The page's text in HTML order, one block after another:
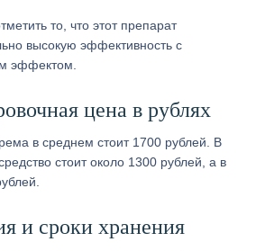
то, что этот препарат
высокую эффективность с
эффектом.
цена в рублях
в среднем стоит 1700 рублей. В
стоит около 1300 рублей, а в
и сроки хранения